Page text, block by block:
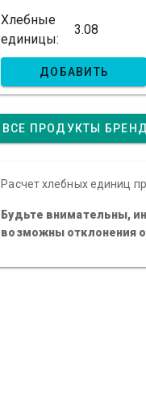
Хлебные
единицы:
3.08
ДОБАВИТЬ
ВСЕ ПРОДУКТЫ
Расчет хлебных единиц
Будьте внимательны,
возможны отклонения